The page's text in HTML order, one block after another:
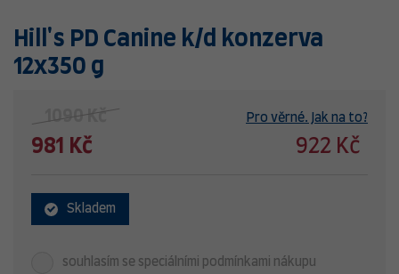
Hill's PD Canine k/d konzerva
12x350 g
1090 Kč Pro věrné. Jak na to?
981 Kč 922 Kč
Skladem
souhlasím se speciálními podmínkami nákupu